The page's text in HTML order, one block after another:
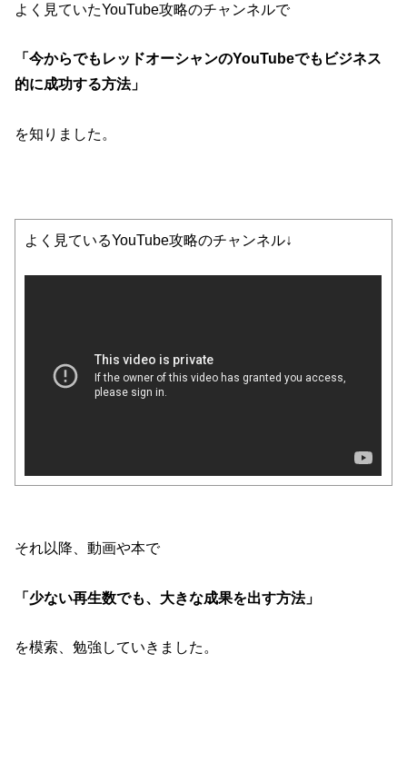
よく見ていたYouTube攻略のチャンネルで
「今からでもレッドオーシャンのYouTubeでもビジネス
的に成功する方法」
を知りました。
よく見ているYouTube攻略のチャンネル↓
それ以降、動画や本で
「少ない再生数でも、大きな成果を出す方法」
を模索、勉強していきました。